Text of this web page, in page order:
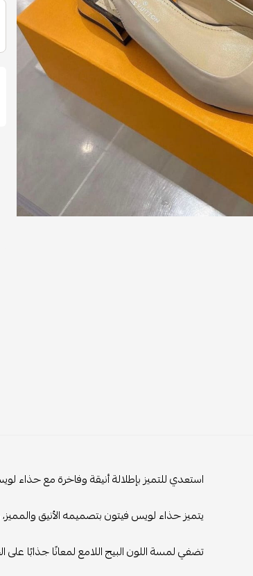
استعدي للتميز بإطلالة أنيقة وفاخرة مع حذاء
يتميز حذاء لويس فيتون بتصميمه الأنيق
تضفي لمسة اللون البيج اللامع لمعانًا جذابًا